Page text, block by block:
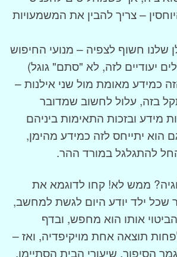
– צריך להבין את המשמעויות
שלנו חשוף לצפיה – מנועי החיפוש
יעודיים לזה, לא "סתם" גוגל)
כמידע מאומת מול שני אילנות –
בזה, עלול לחשוב שמדובר
מידע ובזכות התאימות ביניהם
יתייחס לזה כמידע מהימן,
להתגלגל במורד ההר.
ממש לא! קחו לדוגמא את
שכל ילד יודע היום לגשת למחשב,
אותו הוא מחפש, ובדף
תוצאה אחת מויקיפדיה, ואז –
הסיפור. שיעורי הבית הסתיימו.